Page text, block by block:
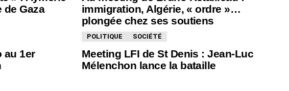
de Gaza
immigration, Algérie, « ordre »…
plongée chez ses soutiens
au 1er
POLITIQUE SOCIÉTÉ
Meeting LFI de St Denis : Jean-Luc
Mélenchon lance la bataille